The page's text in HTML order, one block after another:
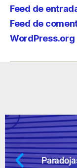
Feed de
Feed de
WordPress.org